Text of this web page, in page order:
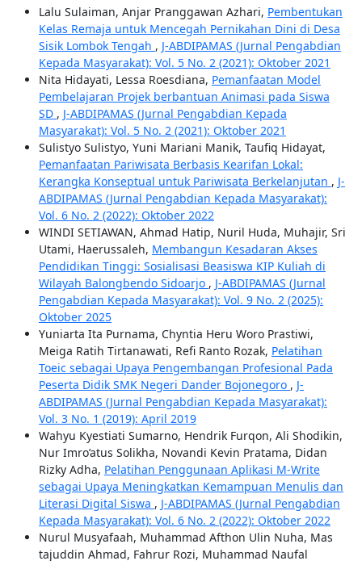
Lalu Sulaiman, Anjar Pranggawan Azhari, Pembentukan
Kelas Remaja untuk Mencegah Pernikahan Dini di Desa
Sisik Lombok Tengah , J-ABDIPAMAS (Jurnal Pengabdian
Kepada Masyarakat): Vol. 5 No. 2 (2021): Oktober 2021
Nita Hidayati, Lessa Roesdiana, Pemanfaatan Model
Pembelajaran Projek berbantuan Animasi pada Siswa
SD , J-ABDIPAMAS (Jurnal Pengabdian Kepada
Masyarakat): Vol. 5 No. 2 (2021): Oktober 2021
Sulistyo Sulistyo, Yuni Mariani Manik, Taufiq Hidayat,
Pemanfaatan Pariwisata Berbasis Kearifan Lokal:
Kerangka Konseptual untuk Pariwisata Berkelanjutan , J-
ABDIPAMAS (Jurnal Pengabdian Kepada Masyarakat):
Vol. 6 No. 2 (2022): Oktober 2022
WINDI SETIAWAN, Ahmad Hatip, Nuril Huda, Muhajir, Sri
Utami, Haerussaleh, Membangun Kesadaran Akses
Pendidikan Tinggi: Sosialisasi Beasiswa KIP Kuliah di
Wilayah Balongbendo Sidoarjo , J-ABDIPAMAS (Jurnal
Pengabdian Kepada Masyarakat): Vol. 9 No. 2 (2025):
Oktober 2025
Yuniarta Ita Purnama, Chyntia Heru Woro Prastiwi,
Meiga Ratih Tirtanawati, Refi Ranto Rozak, Pelatihan
Toeic sebagai Upaya Pengembangan Profesional Pada
Peserta Didik SMK Negeri Dander Bojonegoro , J-
ABDIPAMAS (Jurnal Pengabdian Kepada Masyarakat):
Vol. 3 No. 1 (2019): April 2019
Wahyu Kyestiati Sumarno, Hendrik Furqon, Ali Shodikin,
Nur Imro’atus Solikha, Novandi Kevin Pratama, Didan
Rizky Adha, Pelatihan Penggunaan Aplikasi M-Write
sebagai Upaya Meningkatkan Kemampuan Menulis dan
Literasi Digital Siswa , J-ABDIPAMAS (Jurnal Pengabdian
Kepada Masyarakat): Vol. 6 No. 2 (2022): Oktober 2022
Nurul Musyafaah, Muhammad Afthon Ulin Nuha, Mas
tajuddin Ahmad, Fahrur Rozi, Muhammad Naufal